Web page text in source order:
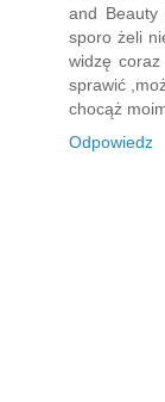
and Beauty
sporo żeli
widzę
sprawić
chocąż
Odpowiedz